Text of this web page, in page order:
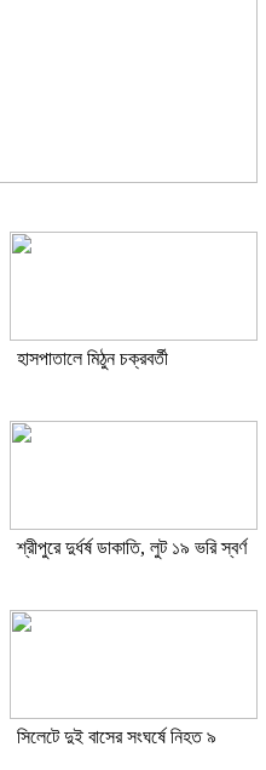
হাসপাতালে মিঠুন চক্রবর্তী
শ্রীপুরে দুর্ধর্ষ ডাকাতি, লুট ১৯ ভরি স্বর্ণ
সিলেটে দুই বাসের সংঘর্ষে নিহত ৯